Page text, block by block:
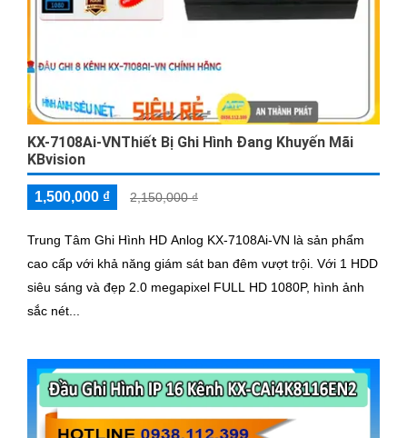
KX-7108Ai-VNThiết Bị Ghi Hình Đang Khuyến Mãi
KBvision
1,500,000 ₫ 2,150,000 ₫
Trung Tâm Ghi Hình HD Anlog KX-7108Ai-VN là sản phẩm
cao cấp với khả năng giám sát ban đêm vượt trội. Với 1 HDD
siêu sáng và đẹp 2.0 megapixel FULL HD 1080P, hình ảnh
sắc nét...